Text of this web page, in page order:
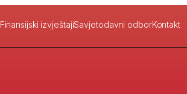
Finansijski izvještajiSavjetodavni odborKontakt